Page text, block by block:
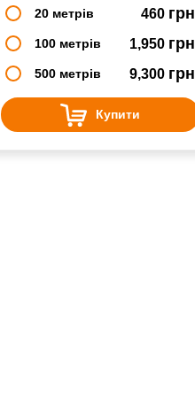
20 метрів 460 грн
100 метрів 1,950 грн
500 метрів 9,300 грн
Купити